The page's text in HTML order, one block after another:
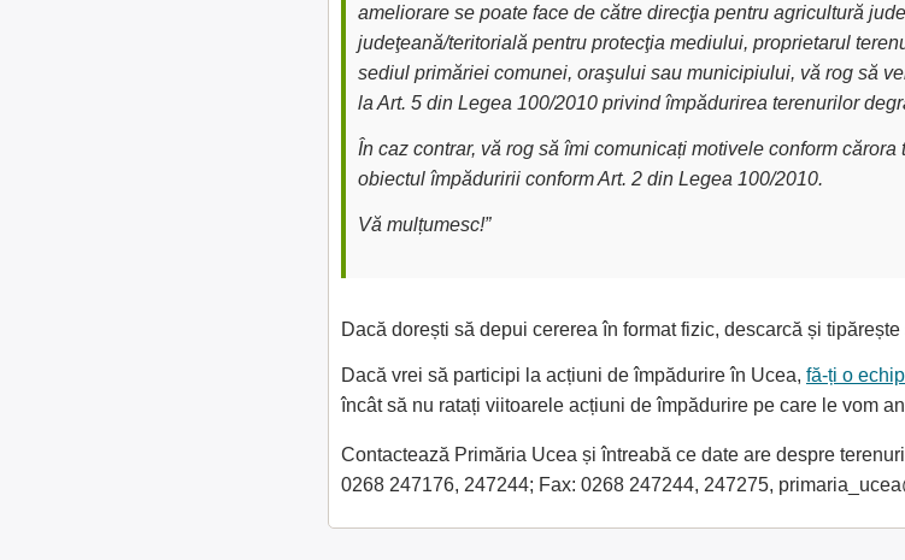
ameliorare se poate face de către direcţia pentru agricultură
judeţeană/teritorială pentru protecţia mediului, proprietarul
sediul primăriei comunei, oraşului sau municipiului, vă rog să
la Art. 5 din Legea 100/2010 privind împădurirea terenurilor
În caz contrar, vă rog să îmi comunicați motivele conform
obiectul împăduririi conform Art. 2 din Legea 100/2010.
Vă mulțumesc!”
Dacă dorești să depui cererea în format fizic, descarcă și
Dacă vrei să participi la acțiuni de împădurire în Ucea, fă-ți o
încât să nu ratați viitoarele acțiuni de împădurire pe care le vom
Contactează Primăria Ucea și întreabă ce date are despre
0268 247176, 247244; Fax: 0268 247244, 247275,